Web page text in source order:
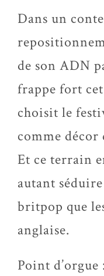
Dans un
de son ADN
frappe fort
choisit le
comme décor
Et ce terrain
autant
britpop que
anglaise.
Point